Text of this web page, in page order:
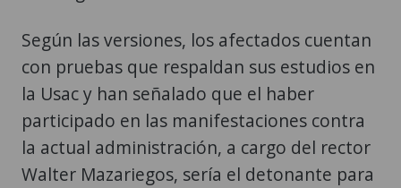
Según las versiones, los afectados cuentan
con pruebas que respaldan sus estudios en
la Usac y han señalado que el haber
participado en las manifestaciones contra
la actual administración, a cargo del rector
Walter Mazariegos, sería el detonante para